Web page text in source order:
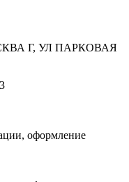
Г, УЛ ПАРКОВАЯ
оформление